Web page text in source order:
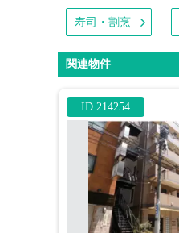
寿司・割烹
関連物件
ID 214254